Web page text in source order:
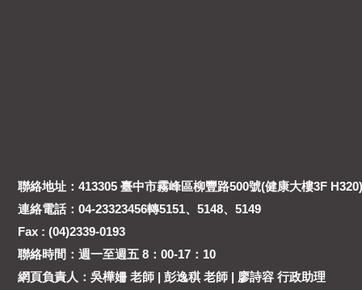
聯絡地址：413305 臺中市霧峰區柳豐路500號(健康大樓3F H320)
連絡電話：04-23323456轉5151、5148、5149
Fax : (04)2339-0193
聯絡時間：週一至週五 8：00-17：10
網頁負責人：吳樺姍 老師 | 彭逸稘 老師 | 廖詩容 行政助理